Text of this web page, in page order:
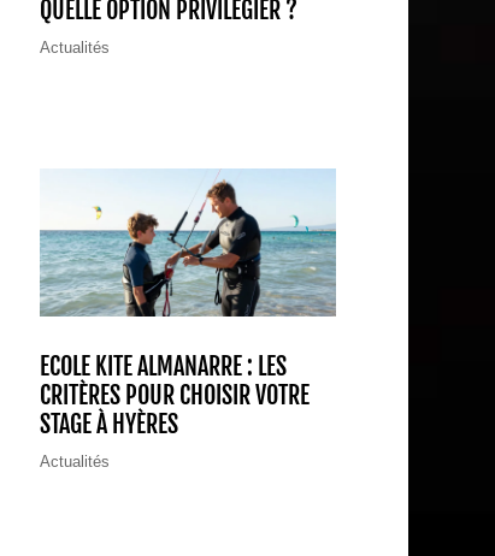
QUELLE OPTION PRIVILÉGIER ?
Actualités
ECOLE KITE ALMANARRE : LES
CRITÈRES POUR CHOISIR VOTRE
STAGE À HYÈRES
Actualités